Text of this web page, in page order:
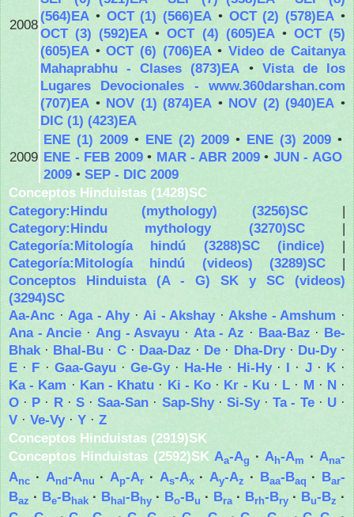
2008
(564)EA • OCT (1) (566)EA • OCT (2) (578)EA •
OCT (3) (592)EA •OCT (4) (605)EA• OCT (5)
(605)EA •OCT (6) (706)EA• Video de Caitanya
Mahaprabhu - Clases (873)EA • Vista de los
Lugares Devocionales - www.360darshan.com
(707)EA • NOV (1) (874)EA • NOV (2) (940)EA •
DIC (1) (423)EA
2009
ENE (1) 2009 • ENE (2) 2009 • ENE (3) 2009•
ENE - FEB 2009• MAR - ABR 2009• JUN - AGO
2009 •SEP - DIC 2009
Conceptos Hinduistas (1428)SC
Category:Hindu (mythology) (3256)SC|
Category:Hindu mythology (3270)SC|
Categoría:Mitología hindú (3288)SC (indice) |
Categoría:Mitología hindú (videos) (3289)SC|
Conceptos Hinduista (A - G) SK y SC (videos)
(3294)SC
Aa-Anc ·Aga - Ahy·Ai - Akshay·Akshe - Amshum ·
Ana - Ancie · Ang - Asvayu · Ata - Az · Baa-Baz · Be-
Bhak· Bhal-Bu · C· Daa-Daz · De · Dha-Dry· Du-Dy ·
E · F · Gaa-Gayu·Ge-Gy· Ha-He · Hi-Hy· I · J· K·
Ka - Kam · Kan - Khatu · Ki - Ko· Kr - Ku· L · M · N ·
O · P · R· S·Saa-San · Sap-Shy· Si-Sy·Ta - Te· U·
V · Ve-Vy· Y · Z
Conceptos Hinduistas (2919)SK
Conceptos Hinduistas (2592)SK Aa-Ag ·Ah-Am ·Ana-
Anc · And-Anu · Ap-Ar · As-Ax· Ay-Az · Baa-Baq · Bar-
Baz · Be-Bhak · Bhal -Bhy · Bo-Bu · Bra · Brh-Bry · Bu-Bz ·